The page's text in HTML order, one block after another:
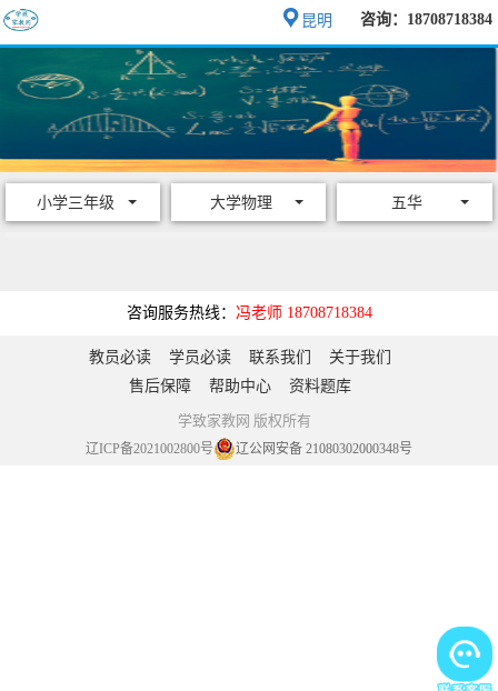
咨询：18708718384
昆明
小学三年级 大学物理 五华
咨询服务热线： 冯老师 18708718384
教员必读 学员必读 联系我们
关于我们
售后保障
帮助中心 资料题库
学致家教网 版权所有
辽ICP备2021002800号 辽公网安备 21080302000348号